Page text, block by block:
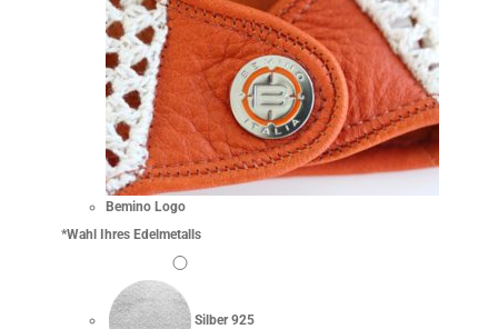
Bemino Logo
*Wahl Ihres Edelmetalls
Silber 925